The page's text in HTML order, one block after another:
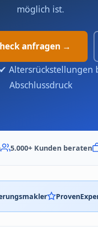
möglich ist.
anfragen →
Abschlussdruck
5.000+ Kunden beraten